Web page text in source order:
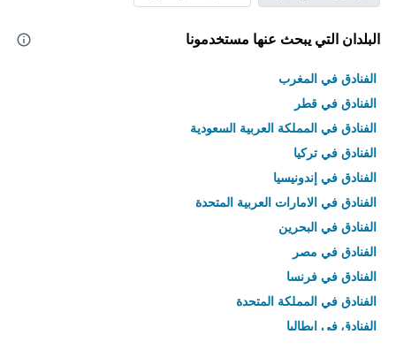
البلدان التي يبحث عنها مستخدمونا
الفنادق في المغرب
الفنادق في قطر
الفنادق في المملكة العربية السعودية
الفنادق في تركيا
الفنادق في إندونيسيا
الفنادق في الامارات العربية المتحدة
الفنادق في البحرين
الفنادق في مصر
الفنادق في فرنسا
الفنادق في المملكة المتحدة
الفنادق في إيطاليا